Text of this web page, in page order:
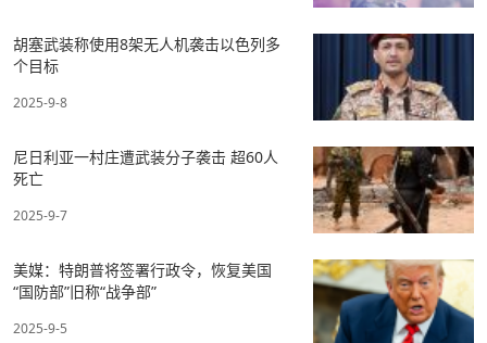
胡塞武装称使用8架无人机袭击以色列多
个目标
2025-9-8
尼日利亚一村庄遭武装分子袭击 超60人
死亡
2025-9-7
美媒：特朗普将签署行政令，恢复美国
“国防部”旧称“战争部”
2025-9-5